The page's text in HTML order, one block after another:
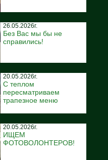
26.05.2026г.
Без Вас мы бы не
справились!
20.05.2026г.
С теплом
пересматриваем
трапезное меню
20.05.2026г.
ИЩЕМ
ФОТОВОЛОНТЕРОВ!